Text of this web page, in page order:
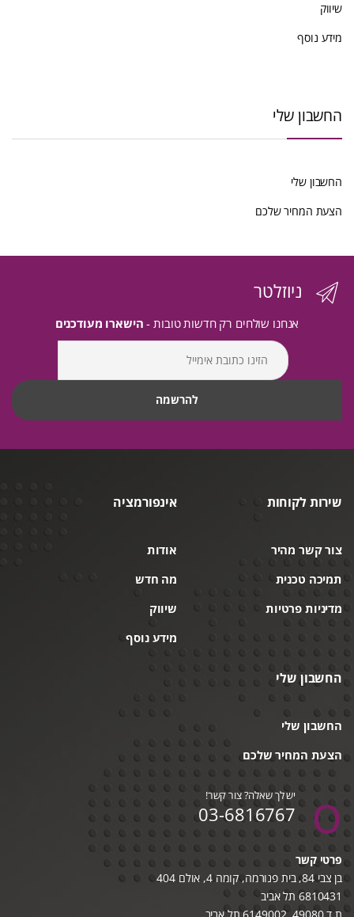
שיווק
מידע נוסף
החשבון שלי
החשבון שלי
הצעת המחיר שלכם
ניוזלטר
אנחנו שולחים רק חדשות טובות - הישארו מעודכנים
שירות לקוחות
צור קשר מהיר
תמיכה טכנית
מדיניות פרטיות
אינפורמציה
אודות
מה חדש
שיווק
מידע נוסף
החשבון שלי
החשבון שלי
הצעת המחיר שלכם
יש לך שאלה? צור קשר!
03-6816767
פרטי קשר
בן צבי 84, בית פנורמה, קומה 4, אולם 404
6810431 תל אביב
ת.ד 49080, 6149002 תל אביב